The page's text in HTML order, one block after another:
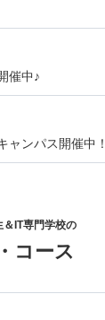
催中♪
ャンパス開催中！
IT専門学校の
コース